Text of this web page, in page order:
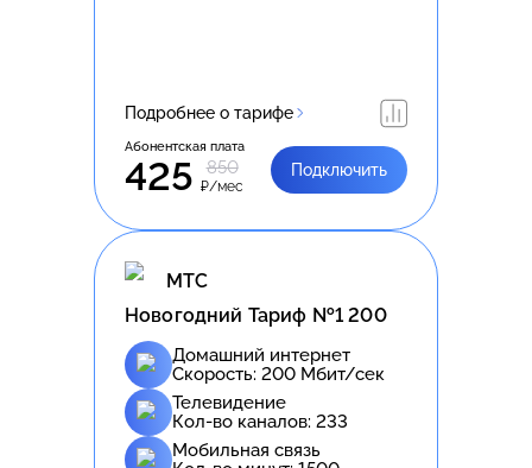
Подробнее о тарифе
Абонентская плата
425 850
₽/мес
Подключить
МТС
Новогодний Тариф №1 200
Домашний интернет
Скорость: 200 Мбит/сек
Телевидение
Кол-во каналов: 233
Мобильная связь